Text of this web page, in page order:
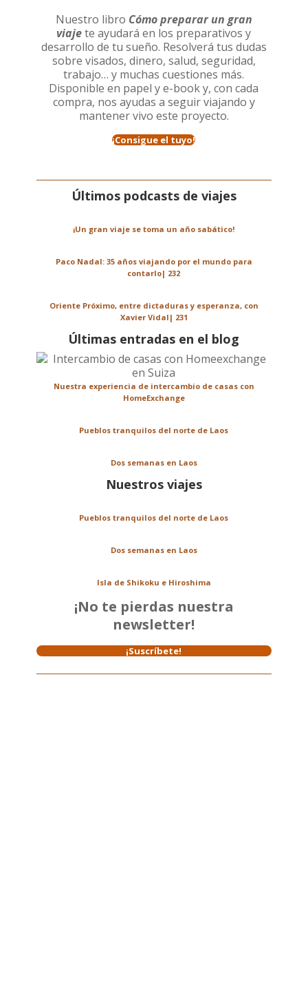
Nuestro libro Cómo preparar un gran
viajete ayudará en los preparativos y
desarrollo de tu sueño. Resolverá tus dudas
sobre visados, dinero, salud, seguridad,
trabajo… y muchas cuestiones más.
Disponible en papel y e-book y, con cada
compra, nos ayudas a seguir viajando y
mantener vivo este proyecto.
¡Consigue el tuyo!
Últimos podcasts de viajes
¡Un gran viaje se toma un año sabático!
Paco Nadal: 35 años viajando por el mundo para
contarlo| 232
Oriente Próximo, entre dictaduras y esperanza, con
Xavier Vidal| 231
Últimas entradas en el blog
Nuestra experiencia de intercambio de casas con
HomeExchange
Pueblos tranquilos del norte de Laos
Dos semanas en Laos
Nuestros viajes
Pueblos tranquilos del norte de Laos
Dos semanas en Laos
Isla de Shikoku e Hiroshima
¡No te pierdas nuestra
newsletter!
¡Suscríbete!